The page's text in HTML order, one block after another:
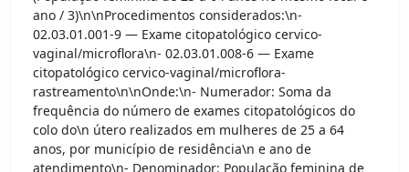
ano / 3)\n\nProcedimentos considerados:\n-
02.03.01.001-9 — Exame citopatológico cervico-
vaginal/microflora\n- 02.03.01.008-6 — Exame
citopatológico cervico-vaginal/microflora-
rastreamento\n\nOnde:\n- Numerador: Soma da
frequência do número de exames citopatológicos do
colo do\n útero realizados em mulheres de 25 a 64
anos, por município de residência\n e ano de
atendimento\n- Denominador: População feminina de